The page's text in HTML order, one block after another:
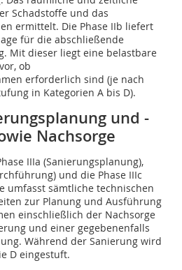
Schadstoffe und das
ermittelt. Die Phase IIb liefert
für die abschließende
Mit dieser liegt eine belastbare
ob
erforderlich sind (je nach
in Kategorien A bis D).
und -
Nachsorge
IIIa (Sanierungsplanung),
und die Phase IIIc
umfasst sämtliche technischen
zur Planung und Ausführung
einschließlich der Nachsorge
und einer gegebenenfalls
Während der Sanierung wird
D eingestuft.